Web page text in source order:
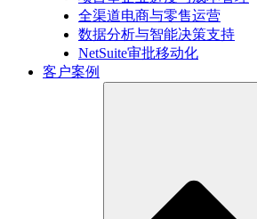
全渠道电商与零售运营
数据分析与智能决策支持
NetSuite审批移动化
客户案例